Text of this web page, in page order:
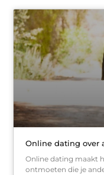
Online dating over
Online dating maakt
ontmoeten die je